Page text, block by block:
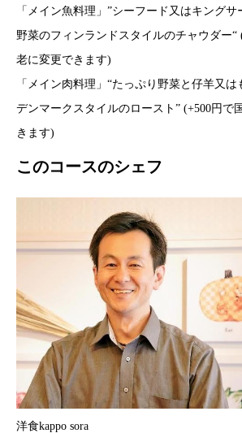
「メイン魚料理」”シーフード又はキング
野菜のフィンランドスタイルのチャウダー“
老に変更できます)
「メイン肉料理」“たっぷり野菜と仔羊又
デンマークスタイルのロースト” (+500円で
きます)
このコースのシェフ
洋食kappo sora